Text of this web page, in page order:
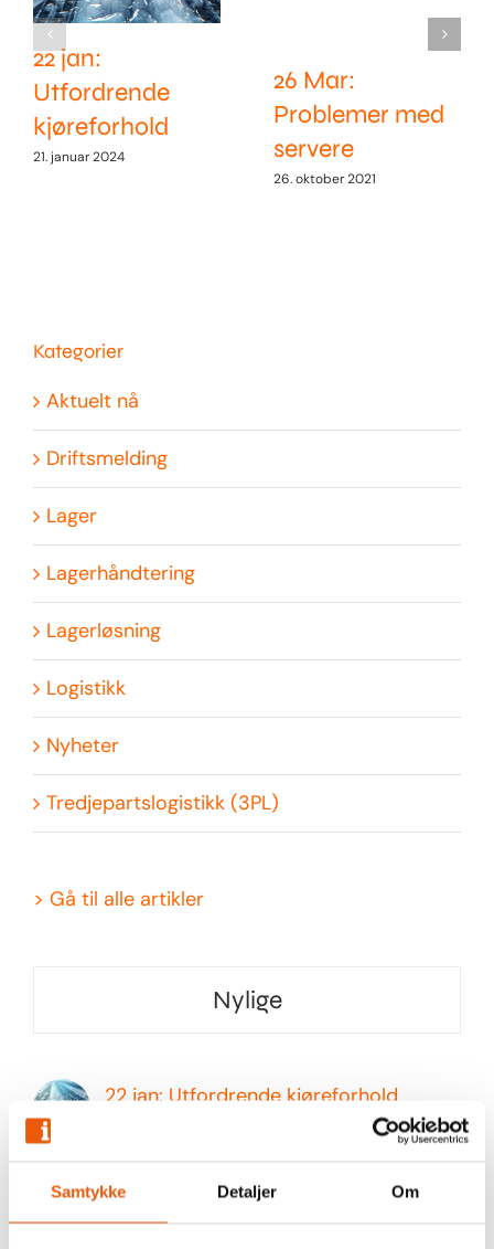
Samtykke Detaljer Om
22 jan:
Utfordrende
kjøreforhold
21. januar 2024
26 Mar:
Problemer med
servere
26. oktober 2021
Kategorier
Aktuelt nå
Driftsmelding
Lager
Lagerhåndtering
Lagerløsning
Logistikk
Nyheter
Tredjepartslogistikk (3PL)
> Gå til alle artikler
Nylige
22 jan: Utfordrende kjøreforhold
Hva er 3PL vs 4PL vs 5PL?